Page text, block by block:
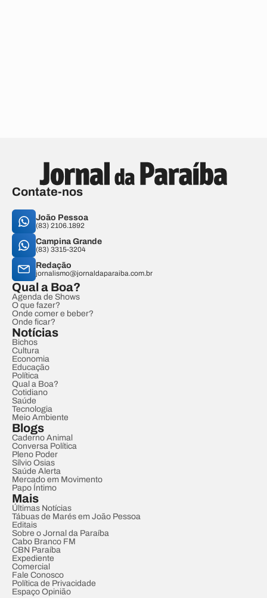
Contate-nos
João Pessoa
(83) 2106.1892
Campina Grande
(83) 3315-3204
Redação
jornalismo@jornaldaparaiba.com.br
Qual a Boa?
Agenda de Shows
O que fazer?
Onde comer e beber?
Onde ficar?
Notícias
Bichos
Cultura
Economia
Educação
Política
Qual a Boa?
Cotidiano
Saúde
Tecnologia
Meio Ambiente
Blogs
Caderno Animal
Conversa Política
Pleno Poder
Sílvio Osias
Saúde Alerta
Mercado em Movimento
Papo Íntimo
Mais
Últimas Notícias
Tábuas de Marés em João Pessoa
Editais
Sobre o Jornal da Paraíba
Cabo Branco FM
CBN Paraíba
Expediente
Comercial
Fale Conosco
Política de Privacidade
Espaço Opinião